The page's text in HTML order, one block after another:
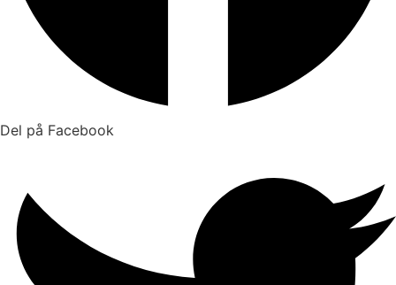
Del på Facebook